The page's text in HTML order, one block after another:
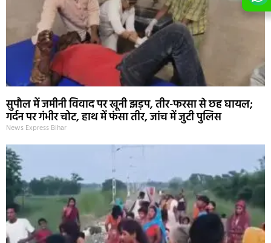
सुपौल में जमीनी विवाद पर खूनी झड़प, तीर-फरसा से छह घायल;
गर्दन पर गंभीर चोट, हाथ में फंसा तीर, जांच में जुटी पुलिस
News Express Bihar